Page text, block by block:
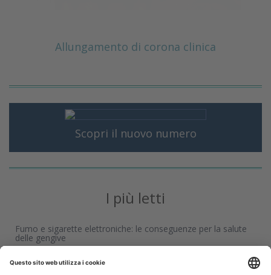
Allungamento di corona clinica
Scopri il nuovo numero
I più letti
Fumo e sigarette elettroniche: le conseguenze per la salute
delle gengive
Tra mito e realtà: le bevande energetiche fanno davvero